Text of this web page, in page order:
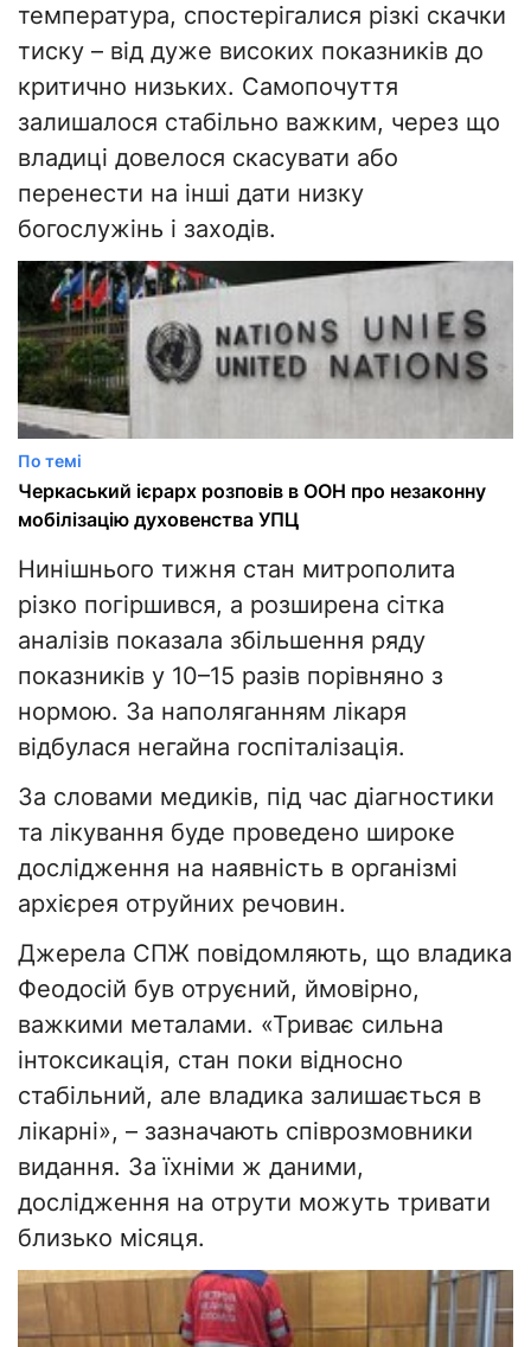
температура, спостерігалися різкі скачки
тиску – від дуже високих показників до
критично низьких. Самопочуття
залишалося стабільно важким, через що
владиці довелося скасувати або
перенести на інші дати низку
богослужінь і заходів.
По темі
Черкаський ієрарх розповів в ООН про незаконну
мобілізацію духовенства УПЦ
Нинішнього тижня стан митрополита
різко погіршився, а розширена сітка
аналізів показала збільшення ряду
показників у 10–15 разів порівняно з
нормою. За наполяганням лікаря
відбулася негайна госпіталізація.
За словами медиків, під час діагностики
та лікування буде проведено широке
дослідження на наявність в організмі
архієрея отруйних речовин.
Джерела СПЖ повідомляють, що владика
Феодосій був отруєний, ймовірно,
важкими металами. «Триває сильна
інтоксикація, стан поки відносно
стабільний, але владика залишається в
лікарні», – зазначають співрозмовники
видання. За їхніми ж даними,
дослідження на отрути можуть тривати
близько місяця.